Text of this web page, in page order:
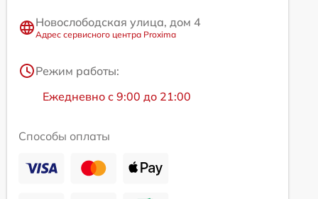
Новослободская улица, дом 4
Адрес сервисного центра Proxima
Режим работы:
Ежедневно с 9:00 до 21:00
Способы оплаты